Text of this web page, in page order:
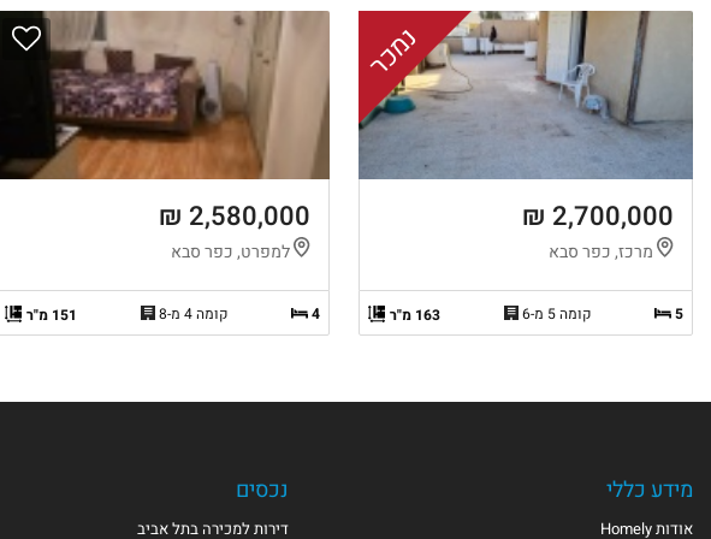
נמכר
2,700,000 ₪
מרכז, כפר סבא
5 קומה 5 מ-6 163 מ"ר
2,580,000 ₪
למפרט, כפר סבא
4 קומה 4 מ-8 151 מ"ר
מידע כללי
אודות Homely
נכסים
דירות למכירה בתל אביב